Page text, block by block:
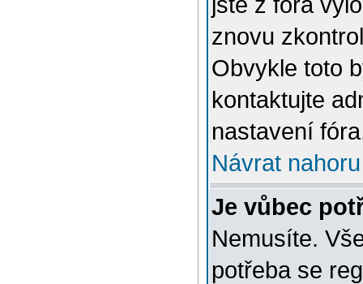
znovu
Obvykle toto
kontaktujte
nastavení
Návrat nahoru
Je vůbec
Nemusíte.
potřeba se